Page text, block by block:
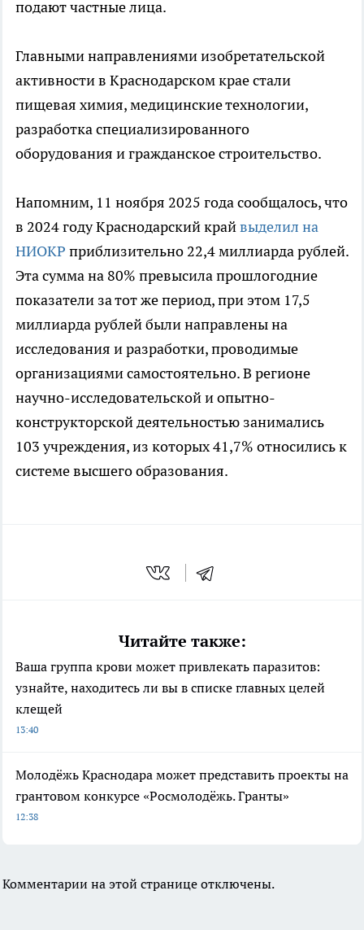
подают частные лица.
Главными направлениями изобретательской
активности в Краснодарском крае стали
пищевая химия, медицинские технологии,
разработка специализированного
оборудования и гражданское строительство.
Напомним, 11 ноября 2025 года сообщалось, что
в 2024 году Краснодарский крайвыделил на
НИОКР приблизительно 22,4 миллиарда рублей.
Эта сумма на 80% превысила прошлогодние
показатели за тот же период, при этом 17,5
миллиарда рублей были направлены на
исследования и разработки, проводимые
организациями самостоятельно. В регионе
научно-исследовательской и опытно-
конструкторской деятельностью занимались
103 учреждения, из которых 41,7% относились к
системе высшего образования.
Читайте также:
Ваша группа крови может привлекать паразитов:
узнайте, находитесь ли вы в списке главных целей
клещей
13:40
Молодёжь Краснодара может представить проекты на
грантовом конкурсе «Росмолодёжь. Гранты»
12:38
Комментарии на этой странице отключены.